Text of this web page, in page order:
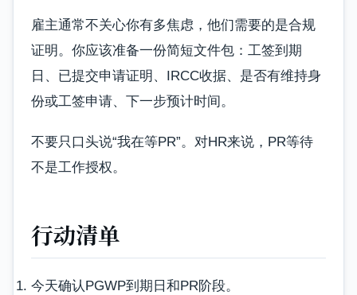
雇主通常不关心你有多焦虑，他们需要的是合规
证明。你应该准备一份简短文件包：工签到期
日、已提交申请证明、IRCC收据、是否有维持身
份或工签申请、下一步预计时间。
不要只口头说“我在等PR”。对HR来说，PR等待
不是工作授权。
行动清单
今天确认PGWP到期日和PR阶段。